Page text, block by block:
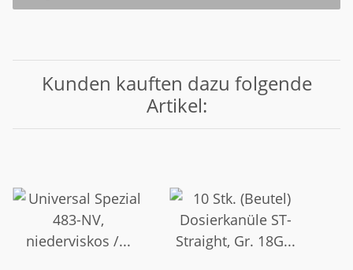
Kunden kauften dazu folgende
Artikel: